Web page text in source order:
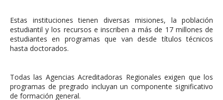
Estas instituciones tienen diversas misiones, la población
estudiantil y los recursos e inscriben a más de 17 millones de
estudiantes en programas que van desde títulos técnicos
hasta doctorados.
Todas las Agencias Acreditadoras Regionales exigen que los
programas de pregrado incluyan un componente significativo
de formación general.